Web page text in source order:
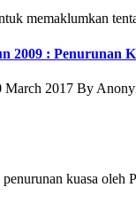
memaklumkan
2009 : Penurunan
March 2017 By
kuasa oleh